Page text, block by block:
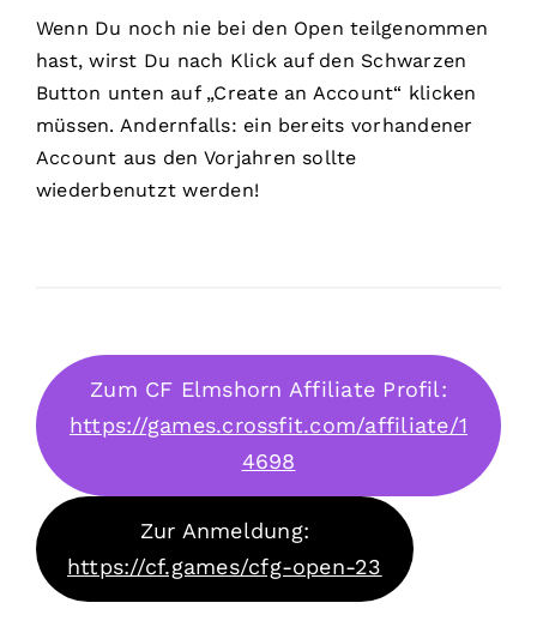
Wenn Du noch nie bei den Open teilgenommen
hast, wirst Du nach Klick auf den Schwarzen
Button unten auf „Create an Account“ klicken
müssen. Andernfalls: ein bereits vorhandener
Account aus den Vorjahren sollte
wiederbenutzt werden!
Zum CF Elmshorn Affiliate Profil:
https://games.crossfit.com/affiliate/1
4698
Zur Anmeldung:
https://cf.games/cfg-open-23